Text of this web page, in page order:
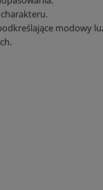
modowy